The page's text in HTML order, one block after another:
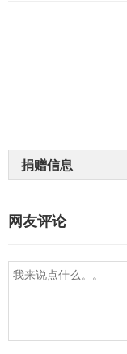
捐赠信息
网友评论